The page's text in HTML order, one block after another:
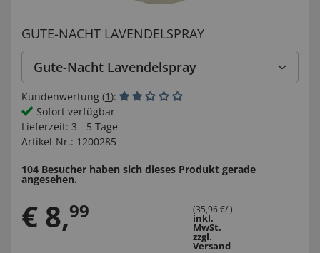
GUTE-NACHT LAVENDELSPRAY
Gute-Nacht Lavendelspray
Kundenwertung (1):
Sofort verfügbar
Lieferzeit: 3 - 5 Tage
Artikel-Nr.: 1200285
104 Besucher haben sich dieses Produkt gerade
angesehen.
€ 8,99 (35,96 €/l)
inkl.
MwSt.
zzgl.
Versand